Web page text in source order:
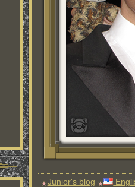
Junior's blog